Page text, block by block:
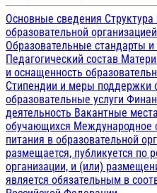
Основные сведения
образовательной организацией
Образовательные стандарты и
Педагогический состав
и оснащенность
Стипендии и меры поддержки
образовательные услуги
деятельность Вакантные
обучающихся Международное
питания в образовательной
размещается, публикуется по
организации, и (или)
является обязательным в